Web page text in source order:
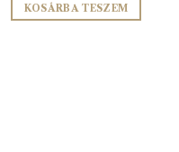
KOSÁRBA TESZEM